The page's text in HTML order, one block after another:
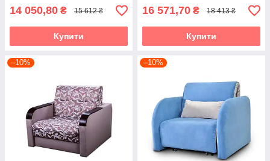
14 050,80 ₴ 15 612 ₴
Купити
16 571,70 ₴ 18 413 ₴
Купити
–10% –10%